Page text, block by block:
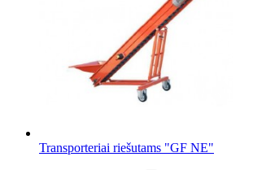
Transporteriai riešutams "GF NE"